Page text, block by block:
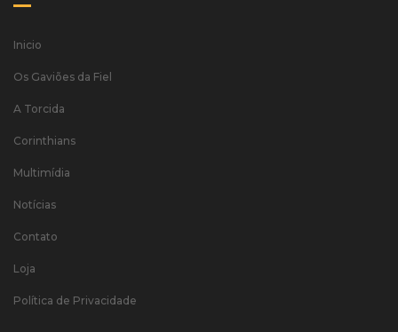
Inicio
Os Gaviões da Fiel
A Torcida
Corinthians
Multimídia
Notícias
Contato
Loja
Política de Privacidade